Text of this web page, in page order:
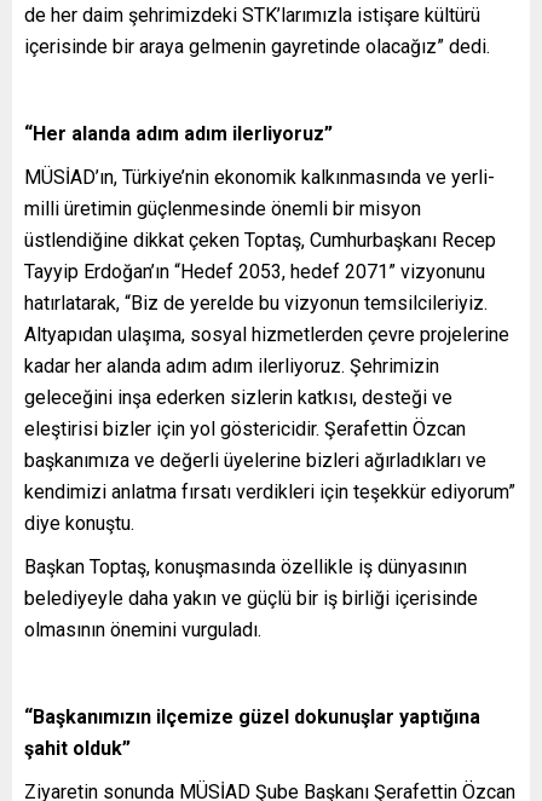
de her daim şehrimizdeki STK’larımızla istişare kültürü
içerisinde bir araya gelmenin gayretinde olacağız” dedi.
“Her alanda adım adım ilerliyoruz”
MÜSİAD’ın, Türkiye’nin ekonomik kalkınmasında ve yerli-
milli üretimin güçlenmesinde önemli bir misyon
üstlendiğine dikkat çeken Toptaş, Cumhurbaşkanı Recep
Tayyip Erdoğan’ın “Hedef 2053, hedef 2071” vizyonunu
hatırlatarak, “Biz de yerelde bu vizyonun temsilcileriyiz.
Altyapıdan ulaşıma, sosyal hizmetlerden çevre projelerine
kadar her alanda adım adım ilerliyoruz. Şehrimizin
geleceğini inşa ederken sizlerin katkısı, desteği ve
eleştirisi bizler için yol göstericidir. Şerafettin Özcan
başkanımıza ve değerli üyelerine bizleri ağırladıkları ve
kendimizi anlatma fırsatı verdikleri için teşekkür ediyorum”
diye konuştu.
Başkan Toptaş, konuşmasında özellikle iş dünyasının
belediyeyle daha yakın ve güçlü bir iş birliği içerisinde
olmasının önemini vurguladı.
“Başkanımızın ilçemize güzel dokunuşlar yaptığına
şahit olduk”
Ziyaretin sonunda MÜSİAD Şube Başkanı Şerafettin Özcan